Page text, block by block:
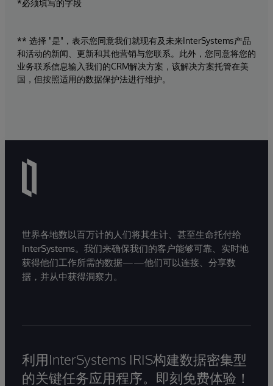
*必须填写的字段
** 选择 "是"，表示您同意我们就现有及未来InterSystems产品
和活动的新闻、更新和其他营销与您联系。此外，您同意将您的
业务联系信息输入我们的CRM解决方案，该解决方案托管在美
国，但按照适用的数据保护法进行维护。
世界各地数以百万计的人们将其生计、甚至生命托付给
InterSystems。我们来确保我们的客户能够可靠、实时地
获得他们工作所需的数据——他们可以连接、分享数
据，并从中获得洞察力。
利用InterSystems IRIS构建数据密集型
的关键任务应用程序。即刻免费体验！